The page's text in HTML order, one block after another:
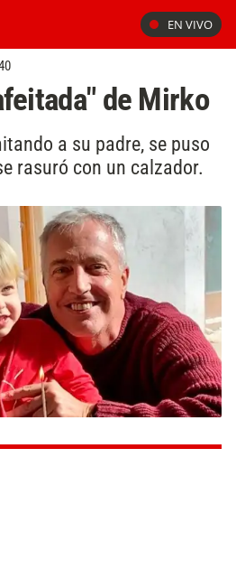
EN VIVO
de Mirko
a su padre, se puso
rasuró con un calzador.